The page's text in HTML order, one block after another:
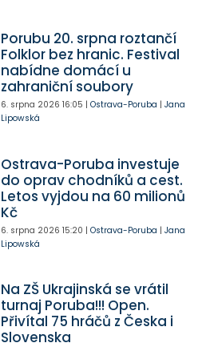
Porubu 20. srpna roztančí
Folklor bez hranic. Festival
nabídne domácí u
zahraniční soubory
6. srpna 2026 16:05 | Ostrava-Poruba | Jana
Lipowská
Ostrava-Poruba investuje
do oprav chodníků a cest.
Letos vyjdou na 60 milionů
Kč
6. srpna 2026 15:20 | Ostrava-Poruba | Jana
Lipowská
Na ZŠ Ukrajinská se vrátil
turnaj Poruba!!! Open.
Přivítal 75 hráčů z Česka i
Slovenska